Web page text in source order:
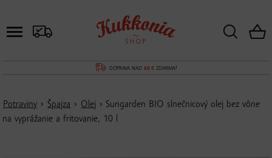
DOPRAVA NAD 60 €ZDARMA!
Potraviny › Špajza › Olej › Sungarden BIO slnečnicový olej bez vône
na vyprážanie a fritovanie, 10 l